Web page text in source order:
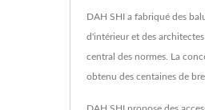
DAH SHI a fabriqué des
d'intérieur et des
central des normes. La
obtenu des centaines de